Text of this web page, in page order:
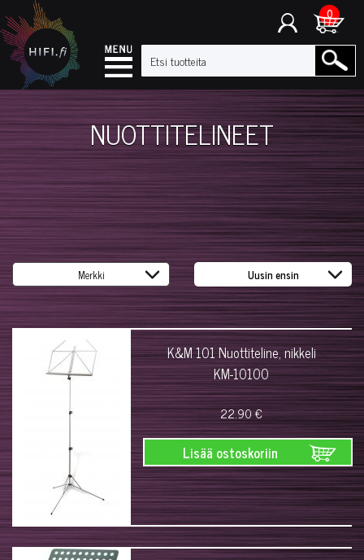
0
NUOTTITELINEET
K&M 101 Nuottiteline, nikkeli
KM-10100
22.90 €
Lisää ostoskoriin